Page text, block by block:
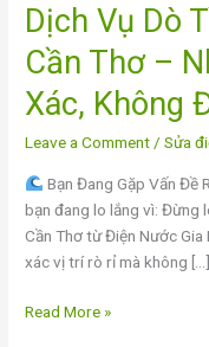
Dịch Vụ Dò
Cần Thơ –
Xác, Không
Leave a Comment /Sửa
Bạn Đang Gặp Vấn Đề
bạn đang lo lắng vì: Đừng
Cần Thơ từ Điện Nước
xác vị trí rò rỉ mà không […]
Dịch
Vụ
Dò
Tìm
Rò
Rỉ
Tại
Cần
Thơ
–
Read More »